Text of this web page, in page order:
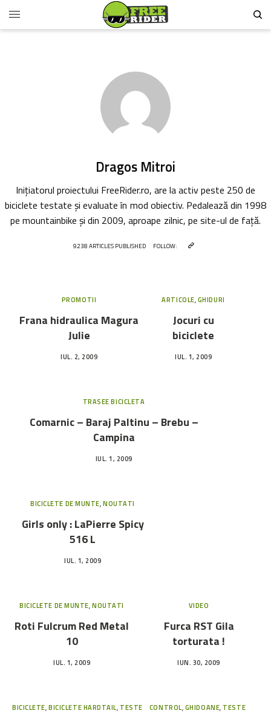
Dragos Mitroi
Inițiatorul proiectului FreeRider.ro, are la activ peste 250 de
biciclete testate și evaluate în mod obiectiv. Pedalează din 1998
pe mountainbike și din 2009, aproape zilnic, pe site-ul de față.
9238 ARTICLES PUBLISHED FOLLOW:
PROMOTII
Frana hidraulica Magura
Julie
IUL. 2, 2009
ARTICOLE,GHIDURI
Jocuri cu
biciclete
IUL. 1, 2009
TRASEE BICICLETA
Comarnic – Baraj Paltinu – Brebu –
Campina
IUL. 1, 2009
BICICLETE DE MUNTE,NOUTATI
Girls only : LaPierre Spicy
516 L
IUL. 1, 2009
BICICLETE DE MUNTE,NOUTATI
Roti Fulcrum Red Metal
10
IUL. 1, 2009
VIDEO
Furca RST Gila
torturata !
IUN. 30, 2009
BICICLETE,BICICLETE HARDTAIL, TESTE CONTROL,GHIDOANE, TESTE